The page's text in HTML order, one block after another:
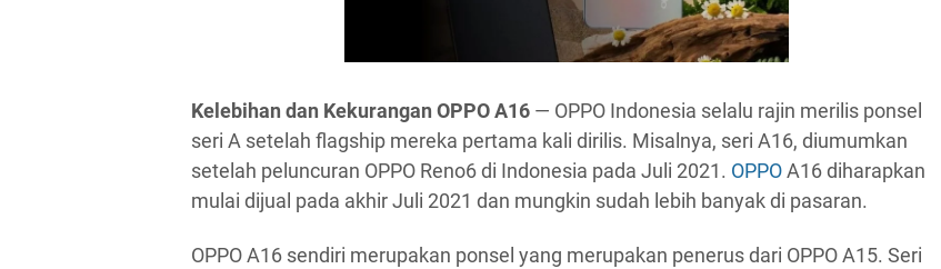
Kelebihan dan Kekurangan OPPO A16 — OPPO Indonesia selalu rajin merilis ponsel
seri A setelah flagship mereka pertama kali dirilis. Misalnya, seri A16, diumumkan
setelah peluncuran OPPO Reno6 di Indonesia pada Juli 2021. OPPOA16 diharapkan
mulai dijual pada akhir Juli 2021 dan mungkin sudah lebih banyak di pasaran.
OPPO A16 sendiri merupakan ponsel yang merupakan penerus dari OPPO A15. Seri